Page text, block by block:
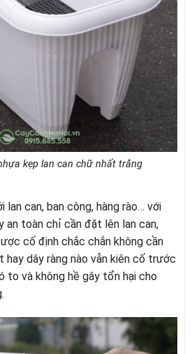
kẹp lan can chữ nhất trắng
lan can, ban công, hàng rào… với
an toàn chỉ cần đặt lên lan can,
cố định chắc chắn không cần
dây ràng nào vẫn kiên cố trước
to và không hề gây tổn hại cho